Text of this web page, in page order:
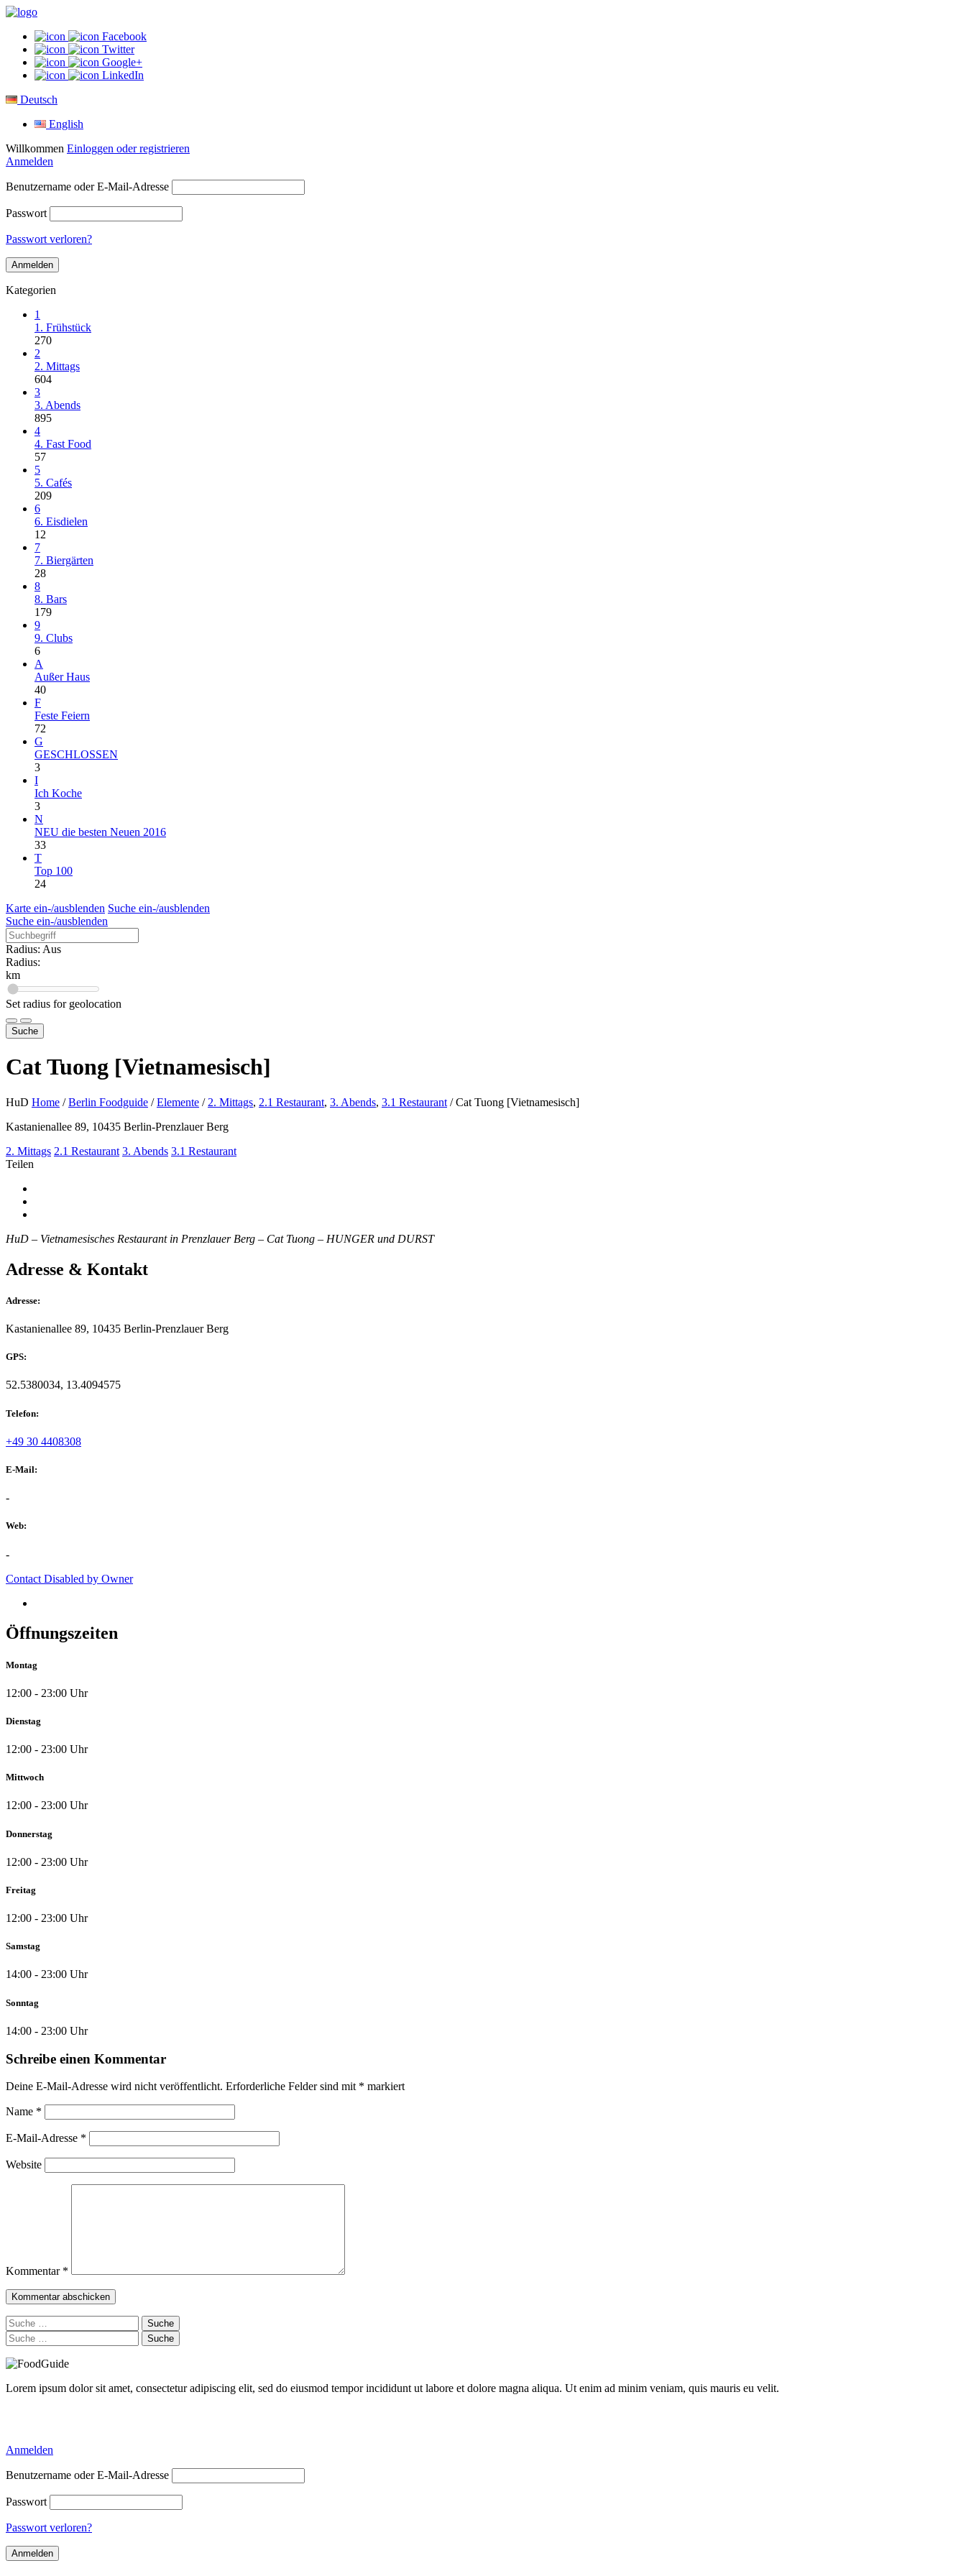
Facebook
Twitter
Google+
LinkedIn
Deutsch
English
Willkommen Einloggen oder registrieren
Anmelden
Benutzername oder E-Mail-Adresse
Passwort
Passwort verloren?
Kategorien
1
1. Frühstück
270
2
2. Mittags
604
3
3. Abends
895
4
4. Fast Food
57
5
5. Cafés
209
6
6. Eisdielen
12
7
7. Biergärten
28
8
8. Bars
179
9
9. Clubs
6
A
Außer Haus
40
F
Feste Feiern
72
G
GESCHLOSSEN
3
I
Ich Koche
3
N
NEU die besten Neuen 2016
33
T
Top 100
24
Karte ein-/ausblenden Suche ein-/ausblenden
Suche ein-/ausblenden
Radius: Aus
Radius:
km
Set radius for geolocation
Suche
Cat Tuong [Vietnamesisch]
HuD Home / Berlin Foodguide / Elemente / 2. Mittags, 2.1 Restaurant, 3. Abends, 3.1 Restaurant / Cat Tuong [Vietnamesisch]
Kastanienallee 89, 10435 Berlin-Prenzlauer Berg
2. Mittags 2.1 Restaurant 3. Abends 3.1 Restaurant
Teilen
HuD – Vietnamesisches Restaurant in Prenzlauer Berg – Cat Tuong – HUNGER und DURST
Adresse & Kontakt
Adresse:
Kastanienallee 89, 10435 Berlin-Prenzlauer Berg
GPS:
52.5380034, 13.4094575
Telefon:
+49 30 4408308
E-Mail:
-
Web:
-
Contact Disabled by Owner
Öffnungszeiten
Montag
12:00 - 23:00 Uhr
Dienstag
12:00 - 23:00 Uhr
Mittwoch
12:00 - 23:00 Uhr
Donnerstag
12:00 - 23:00 Uhr
Freitag
12:00 - 23:00 Uhr
Samstag
14:00 - 23:00 Uhr
Sonntag
14:00 - 23:00 Uhr
Schreibe einen Kommentar
Deine E-Mail-Adresse wird nicht veröffentlicht. Erforderliche Felder sind mit * markiert
Name *
E-Mail-Adresse *
Website
Kommentar *
Suche
nach:
Suche
nach:
Lorem ipsum dolor sit amet, consectetur adipiscing elit, sed do eiusmod tempor incididunt ut labore et dolore magna aliqua. Ut enim ad minim veniam, quis mauris eu velit.
Anmelden
Benutzername oder E-Mail-Adresse
Passwort
Passwort verloren?